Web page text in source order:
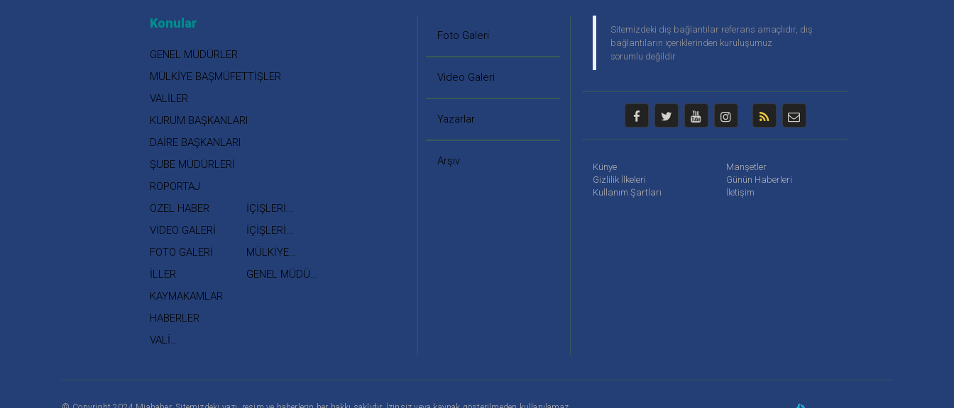
Sitemizdeki dış bağlantılar referans amaçlıdır, dış
bağlantıların içeriklerinden kuruluşumuz
sorumlu değildir
Künye
Gizlilik İlkeleri
Kullanım Şartları
Manşetler
Günün Haberleri
İletişim
Foto Galeri
Video Galeri
Yazarlar
Arşiv
Konular
GENEL MÜDÜRLER
MÜLKİYE BAŞMÜFETTİŞLER
VALİLER
KURUM BAŞKANLARI
DAİRE BAŞKANLARI
ŞUBE MÜDÜRLERİ
RÖPORTAJ
ÖZEL HABER
VİDEO GALERİ
FOTO GALERİ
İLLER
KAYMAKAMLAR
HABERLER
VALİ
İÇİŞLERİ
BAKANI
İÇİŞLERİ
BAKAN
YARDIMCISI
MÜLKİYE
MÜFETTİŞLERİ
GENEL MÜDÜR